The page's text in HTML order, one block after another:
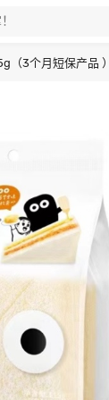
（3个月短保产品 ）